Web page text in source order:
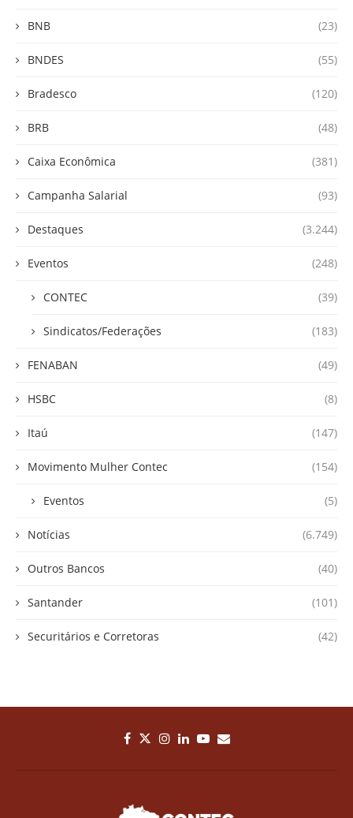
BNB (23)
BNDES (55)
Bradesco (120)
BRB (48)
Caixa Econômica (381)
Campanha Salarial (93)
Destaques (3.244)
Eventos (248)
CONTEC (39)
Sindicatos/Federações (183)
FENABAN (49)
HSBC (8)
Itaú (147)
Movimento Mulher Contec (154)
Eventos (5)
Notícias (6.749)
Outros Bancos (40)
Santander (101)
Securitários e Corretoras (42)